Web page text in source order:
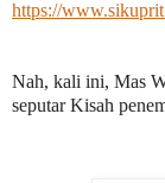
https://
Nah, kali ini, Mas
seputar Kisah